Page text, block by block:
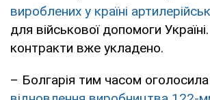
вироблених у країні
для військової допомоги Україні.
контракти вже укладено.
– Болгарія тим часом